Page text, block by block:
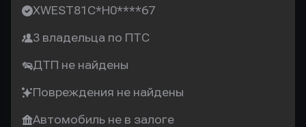
XWEST81C*H0****67
3 владельца по ПТС
ДТП не найдены
Повреждения не найдены
Автомобиль не в залоге